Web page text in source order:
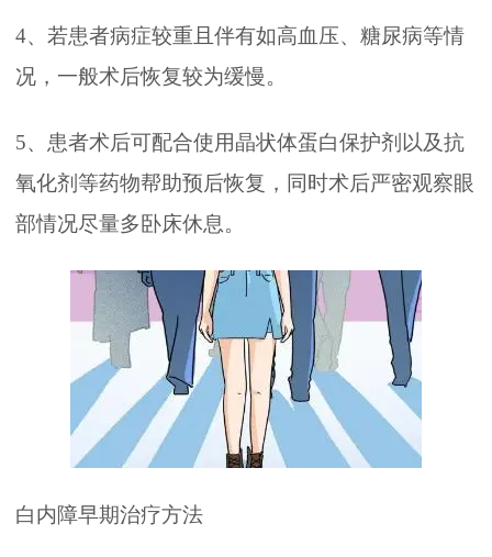
4、若患者病症较重且伴有如高血压、糖尿病等情
况，一般术后恢复较为缓慢。
5、患者术后可配合使用晶状体蛋白保护剂以及抗
氧化剂等药物帮助预后恢复，同时术后严密观察眼
部情况尽量多卧床休息。
白内障早期治疗方法